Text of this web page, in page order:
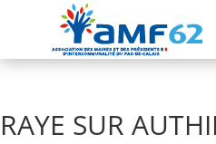
RAYE SUR